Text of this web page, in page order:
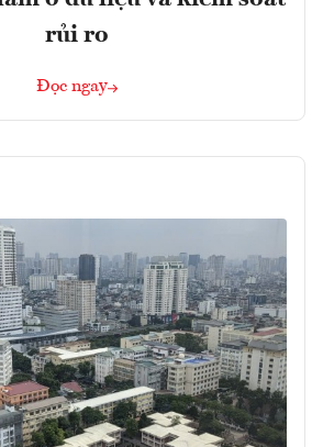
rủi ro
Đọc ngay